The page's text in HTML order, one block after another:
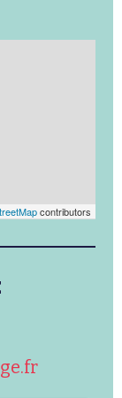
contributors